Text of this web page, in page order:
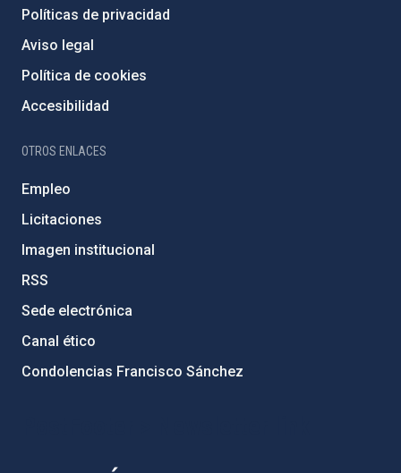
Políticas de privacidad
Aviso legal
Política de cookies
Accesibilidad
OTROS ENLACES
Empleo
Licitaciones
Imagen institucional
RSS
Sede electrónica
Canal ético
Condolencias Francisco Sánchez